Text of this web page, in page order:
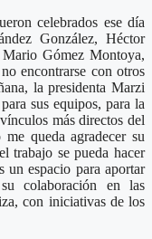
celebrados ese día
González, Héctor
Gómez Montoya,
encontrarse con otros
la presidenta Marzi
sus equipos, para la
más directos del
queda agradecer su
trabajo se pueda hacer
un espacio para aportar
colaboración en las
con iniciativas de los